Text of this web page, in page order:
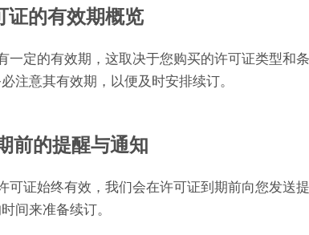
证的有效期概览
一定的有效期，这取决于您购买的许可证类型
注意其有效期，以便及时安排续订。
前的提醒与通知
可证始终有效，我们会在许可证到期前向您发
间来准备续订。